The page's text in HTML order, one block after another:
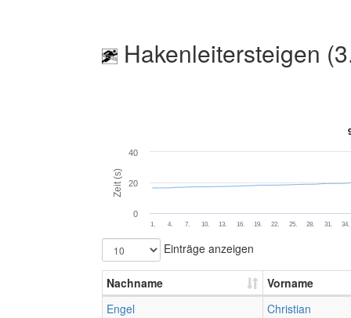
Hakenleitersteigen
Zeit (s)
1. 7. 13. 19. 25. 31.
4. 10. 16. 22. 28. 34.
0
20
40
Einträge anzeigen
Nachname
Vorname
Engel
Christian